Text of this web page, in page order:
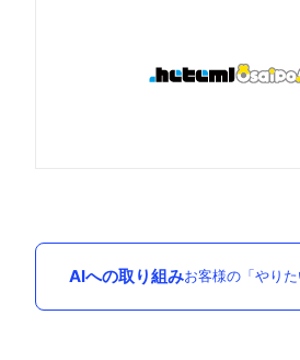
AIへの取り組みお客様の「やり